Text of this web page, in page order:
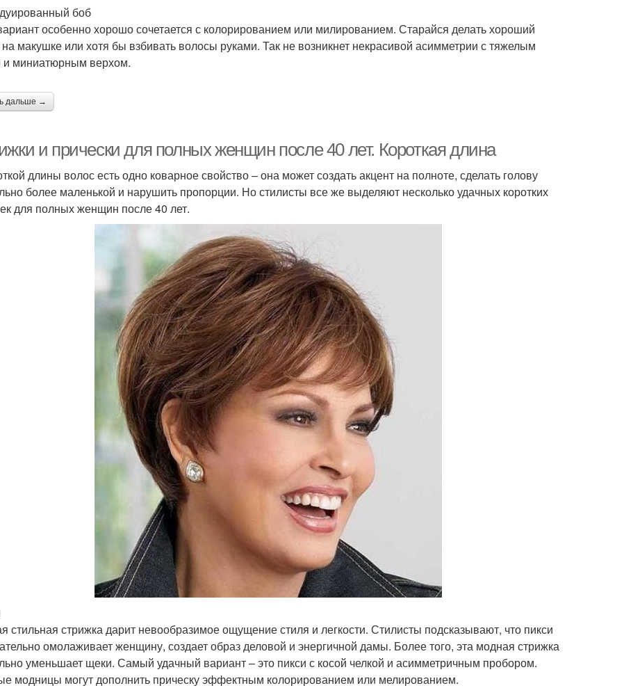
боб
особенно хорошо сочетается с колорированием или милированием. Старайся делать хороший
на макушке или хотя бы взбивать волосы руками. Так не возникнет некрасивой асимметрии с тяжелым
и миниатюрным верхом.
дальше →
и прически для полных женщин после 40 лет. Короткая длина
длины волос есть одно коварное свойство – она может создать акцент на полноте, сделать голову
более маленькой и нарушить пропорции. Но стилисты все же выделяют несколько удачных коротких
для полных женщин после 40 лет.
стильная стрижка дарит невообразимое ощущение стиля и легкости. Стилисты подсказывают, что пикси
омолаживает женщину, создает образ деловой и энергичной дамы. Более того, эта модная стрижка
уменьшает щеки. Самый удачный вариант – это пикси с косой челкой и асимметричным пробором.
модницы могут дополнить прическу эффектным колорированием или мелированием.